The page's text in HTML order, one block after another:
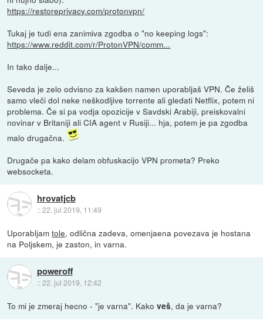
https://restoreprivacy.com/protonvpn/
Tukaj je tudi ena zanimiva zgodba o "no keeping logs":
https://www.reddit.com/r/ProtonVPN/comm...
In tako dalje...
Seveda je zelo odvisno za kakšen namen uporabljaš VPN. Če želiš
samo vleči dol neke neškodljive torrente ali gledati Netflix, potem ni
problema. Če si pa vodja opozicije v Savdski Arabiji, preiskovalni
novinar v Britaniji ali CIA agent v Rusiji... hja, potem je pa zgodba
malo drugačna.
Drugače pa kako delam obfuskacijo VPN prometa? Preko
websocketa.
hrovatjcb
::22. jul 2019, 11:49
Uporabljamtole, odlična zadeva, omenjaena povezava je hostana
na Poljskem, je zaston, in varna.
poweroff
::22. jul 2019, 12:42
To mi je zmeraj hecno - "je varna". Kakoveš, da je varna?